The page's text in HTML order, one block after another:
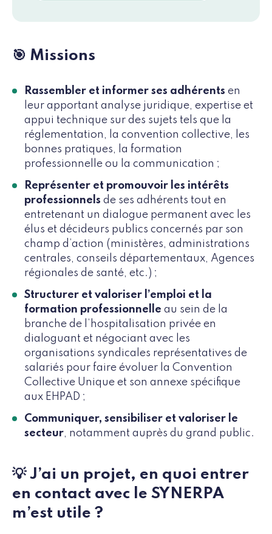
🎯 Missions
Rassembler et informer ses adhérents en
leur apportant analyse juridique, expertise et
appui technique sur des sujets tels que la
réglementation, la convention collective, les
bonnes pratiques, la formation
professionnelle ou la communication ;
Représenter et promouvoir les intérêts
professionnels de ses adhérents tout en
entretenant un dialogue permanent avec les
élus et décideurs publics concernés par son
champ d’action (ministères, administrations
centrales, conseils départementaux, Agences
régionales de santé, etc.) ;
Structurer et valoriser l’emploi et la
formation professionnelle au sein de la
branche de l’hospitalisation privée en
dialoguant et négociant avec les
organisations syndicales représentatives de
salariés pour faire évoluer la Convention
Collective Unique et son annexe spécifique
aux EHPAD ;
Communiquer, sensibiliser et valoriser le
secteur, notamment auprès du grand public.
💡 J’ai un projet, en quoi entrer
en contact avec le SYNERPA
m’est utile ?